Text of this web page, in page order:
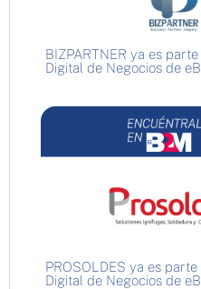
BIZPARTNER ya es
Digital de Negocios de
PROSOLDES ya es
Digital de Negocios de